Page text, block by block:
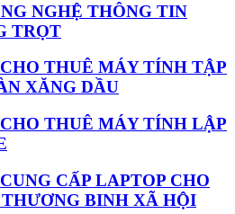
NGHỆ THÔNG TIN
TRỌT
THUÊ MÁY TÍNH TẬP
XĂNG DẦU
THUÊ MÁY TÍNH LẬP
CẤP LAPTOP CHO
BINH XÃ HỘI